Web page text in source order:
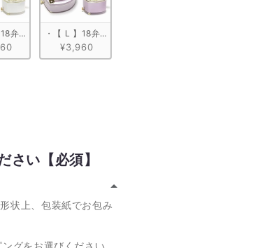
アノ型　ブラック
弁 ハート型宝石箱　ホワイト
・【 L 】18弁 ハート型宝石箱　ピンク
¥3,960
さい【必須】
状上、包装紙でお包み